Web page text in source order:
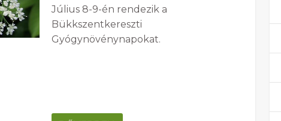
Július 8-9-én rendezik a
Bükkszentkereszti
Gyógynövénynapokat.